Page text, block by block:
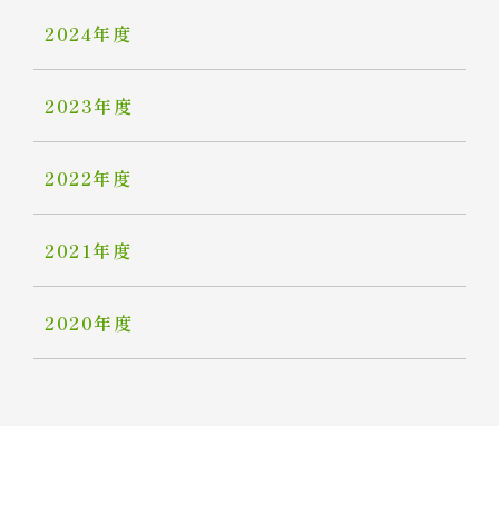
2024年度
2023年度
2022年度
2021年度
2020年度